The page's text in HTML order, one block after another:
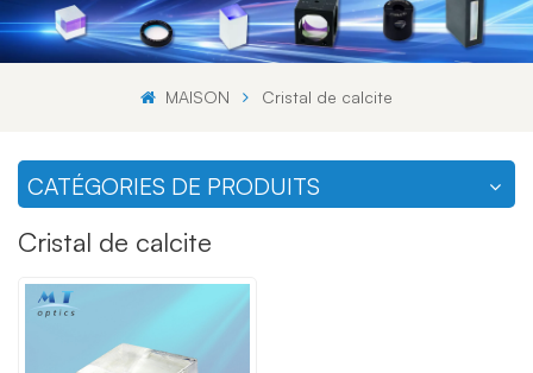
MAISON Cristal de calcite
CATÉGORIES DE PRODUITS
Cristal de calcite